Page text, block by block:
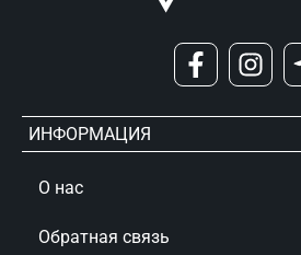
ИНФОРМАЦИЯ
О нас
Обратная связь